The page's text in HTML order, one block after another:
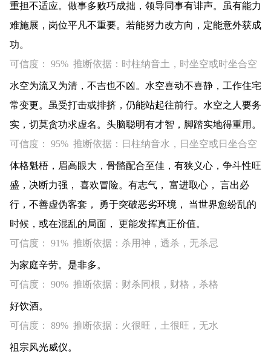
重担不适应。做事多败巧成拙，领导同事有诽声。虽有能力
难施展，岗位平凡不重要。若能努力改方向，定能意外获成
功。
可信度： 95% 推断依据：时柱纳音土，时坐空或时坐合空
水空为流又为清，不吉也不凶。水空喜动不喜静，工作住宅
常变更。虽受打击或排挤，仍能站起往前行。水空之人要务
实，切莫贪功求虚名。头脑聪明有才智，脚踏实地得重用。
可信度： 95% 推断依据：日柱纳音水，日坐空或日坐合空
体格魁梧，眉高眼大，骨骼配合至佳，有狭义心，争斗性旺
盛，决断力强， 喜欢冒险。有志气， 富进取心， 言出必
行，不善虚伪客套， 勇于突破恶劣环境， 当世界愈纷乱的
时候，或在混乱的局面， 更能发挥真正价值。
可信度： 91% 推断依据：杀用神，透杀，无杀忌
为家庭辛劳。是非多。
可信度： 90% 推断依据：财杀同根，财格，杀格
好饮酒。
可信度： 89% 推断依据：火很旺，土很旺，无水
祖宗风光威仪。